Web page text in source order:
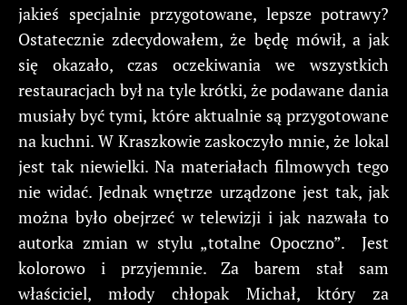
jakieś specjalnie przygotowane, lepsze potrawy?
Ostatecznie zdecydowałem, że będę mówił, a jak
się okazało, czas oczekiwania we wszystkich
restauracjach był na tyle krótki, że podawane dania
musiały być tymi, które aktualnie są przygotowane
na kuchni. W Kraszkowie zaskoczyło mnie, że lokal
jest tak niewielki. Na materiałach filmowych tego
nie widać. Jednak wnętrze urządzone jest tak, jak
można było obejrzeć w telewizji i jak nazwała to
autorka zmian w stylu „totalne Opoczno”. Jest
kolorowo i przyjemnie. Za barem stał sam
właściciel, młody chłopak Michał, który za